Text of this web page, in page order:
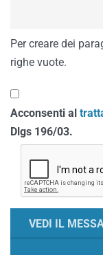
Per creare dei
righe vuote.
Acconsenti al
Dlgs 196/03.